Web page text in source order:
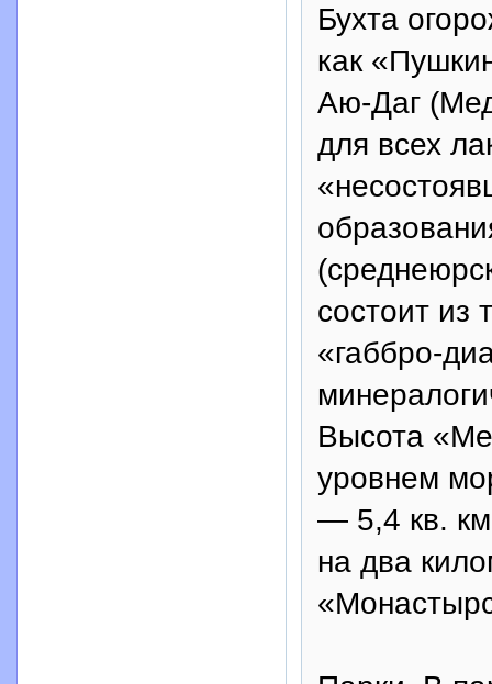
Бухта
как
Аю-Даг
для всех
состоит из
«габбро-
Высота
уровнем
— 5,4 кв.
на два